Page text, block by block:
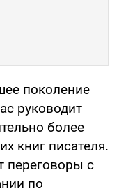
поколение
руководит
более
книг писателя.
переговоры с
по